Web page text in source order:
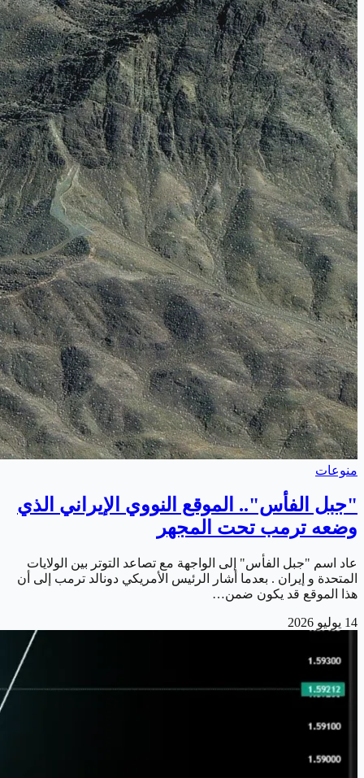
منوعات
"جبل الفأس".. الموقع النووي الإيراني الذي
وضعه ترمب تحت المجهر
عاد اسم "جبل الفأس" إلى الواجهة مع تصاعد التوتر بين الولايات
المتحدة و إيران . بعدما أشار الرئيس الأمريكي دونالد ترمب إلى أن
هذا الموقع قد يكون ضمن…
14 يوليو 2026